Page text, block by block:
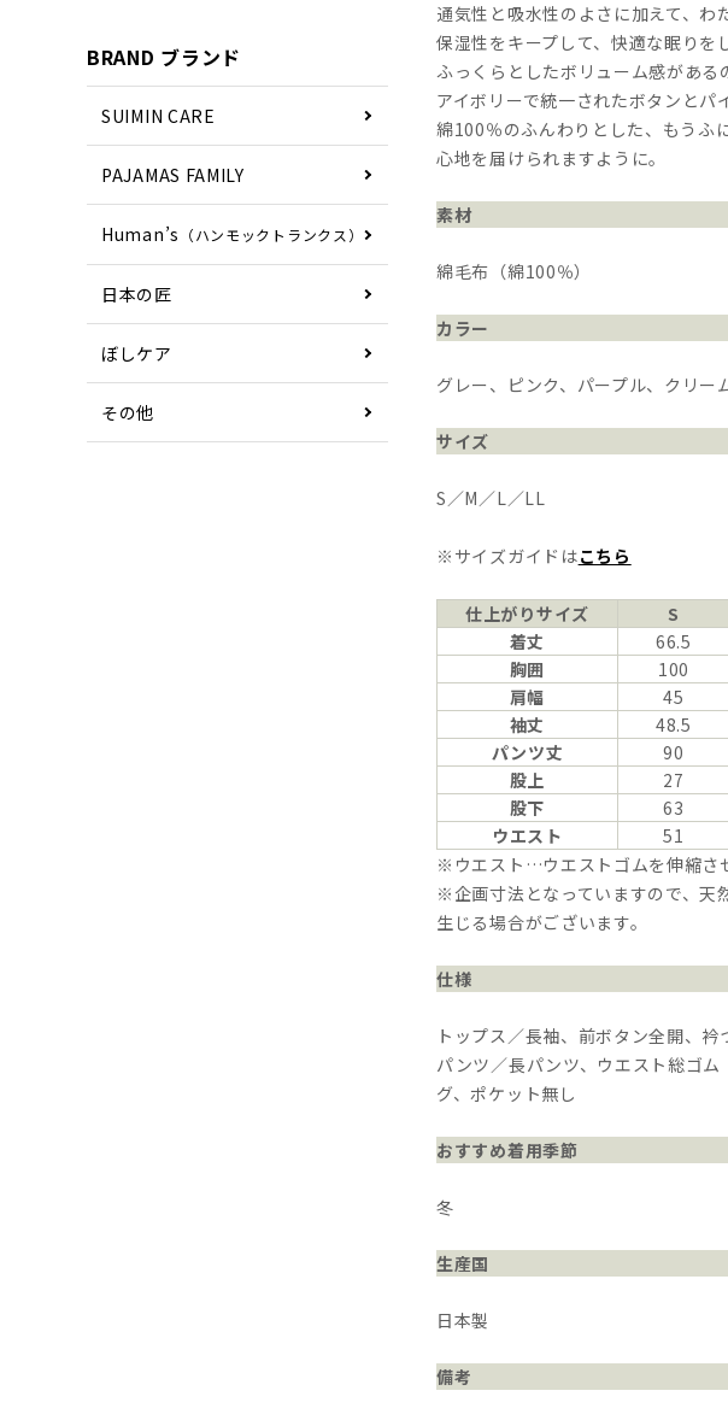
BRAND ブランド
SUIMIN CARE
PAJAMAS FAMILY
Human’s （ハンモックトランクス）
日本の匠
ぼしケア
その他
通気性と吸水性のよさに加えて、わ
保湿性をキープして、快適な眠りを
ふっくらとしたボリューム感がある
アイボリーで統一されたボタンとパ
綿100％のふんわりとした、もうふ
心地を届けられますように。
素材
綿毛布（綿100％）
カラー
グレー、ピンク、パープル、クリー
サイズ
S／M／L／LL
※サイズガイドはこちら
仕上がりサイズ S
着丈
66.5
胸囲
100
肩幅
45
袖丈
48.5
パンツ丈
90
股上
27
股下
63
ウエスト
51
※ウエスト…ウエストゴムを伸縮さ
※企画寸法となっていますので、天
生じる場合がございます。
仕様
トップス／長袖、前ボタン全開、
パンツ／長パンツ、ウエスト総ゴ
グ、ポケット無し
おすすめ着用季節
冬
生産国
日本製
備考